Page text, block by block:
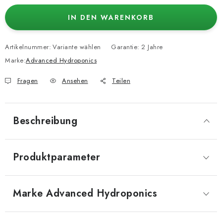
IN DEN WARENKORB
Artikelnummer: Variante wählen
Marke:Advanced Hydroponics
Garantie: 2 Jahre
Fragen Ansehen Teilen
Beschreibung
Produktparameter
Marke Advanced Hydroponics